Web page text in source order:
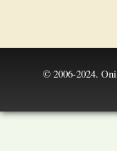
© 2006-2024.